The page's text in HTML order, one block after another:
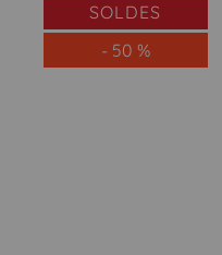
SOLDES
- 50 %